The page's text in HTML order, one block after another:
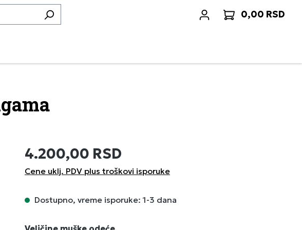
0,00 RSD
4.200,00 RSD
Cene uklj. PDV plus troškovi isporuke
Dostupno, vreme isporuke: 1-3 dana
Izaberi